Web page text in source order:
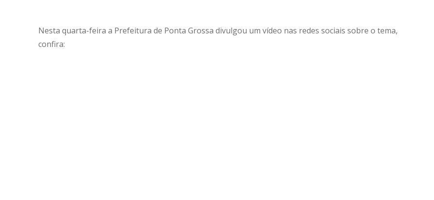
Nesta quarta-feira a Prefeitura de Ponta Grossa divulgou um vídeo nas redes sociais sobre o tema,
confira: